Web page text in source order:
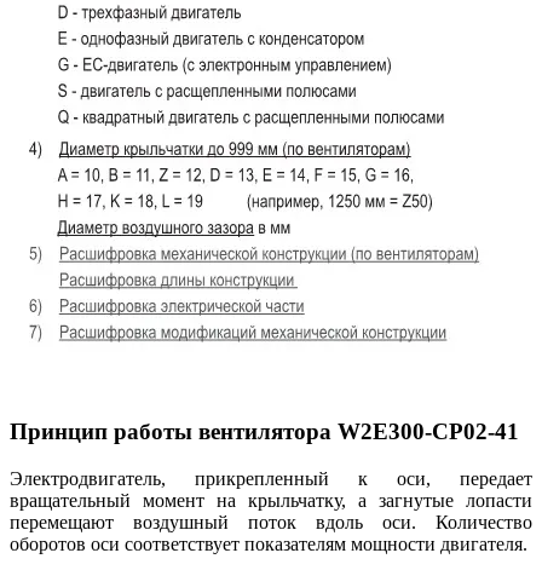
Принцип работы вентилятора W2E300-CP02-41
Электродвигатель, прикрепленный к оси, передает
вращательный момент на крыльчатку, а загнутые лопасти
перемещают воздушный поток вдоль оси. Количество
оборотов оси соответствует показателям мощности двигателя.